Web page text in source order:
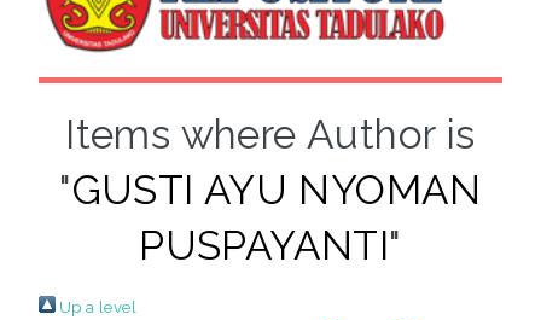
Items where Author is
"GUSTI AYU NYOMAN
PUSPAYANTI"
Up a level